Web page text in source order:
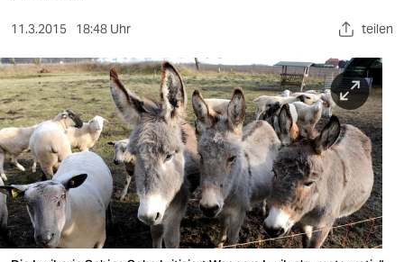
kultur
sport
berlin
nord
wahrheit
verlag
11.3.2015 18:48 Uhr teilen